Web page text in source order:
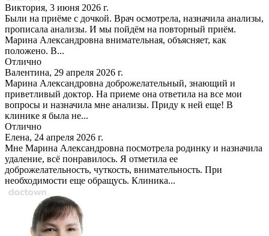
Виктория, 3 июня 2026 г.
Были на приёме с дочкой. Врач осмотрела, назначила анализы,
прописала анализы. И мы пойдём на повторный приём.
Марина Александровна внимательная, объясняет, как
положено. В...
Отлично
Валентина, 29 апреля 2026 г.
Марина Александровна доброжелательный, знающий и
приветливый доктор. На приеме она ответила на все мои
вопросы и назначила мне анализы. Приду к ней еще! В
клинике я была не...
Отлично
Елена, 24 апреля 2026 г.
Мне Марина Александровна посмотрела родинку и назначила
удаление, всё понравилось. Я отметила ее
доброжелательность, чуткость, внимательность. При
необходимости еще обращусь. Клиника...